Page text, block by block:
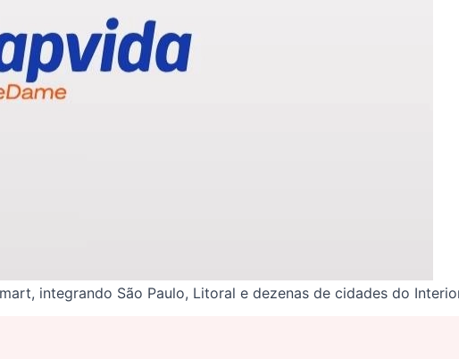
integrando São Paulo, Litoral e dezenas de cidades do